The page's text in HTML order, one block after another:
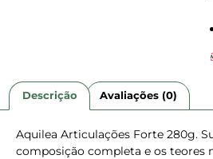
Descrição Avaliações (0)
Aquilea Articulações Forte 280g.
composição completa e os teores